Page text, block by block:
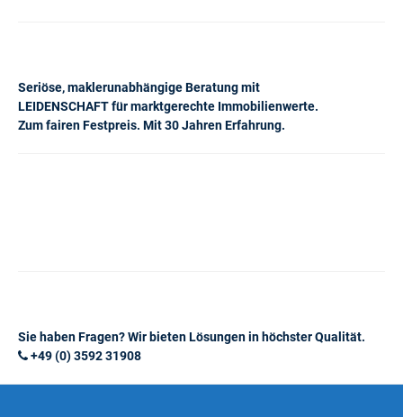
Seriöse, maklerunabhängige Beratung mit
LEIDENSCHAFT für marktgerechte Immobilienwerte.
Zum fairen Festpreis. Mit 30 Jahren Erfahrung.
Sie haben Fragen? Wir bieten Lösungen in höchster Qualität.
+49 (0) 3592 31908